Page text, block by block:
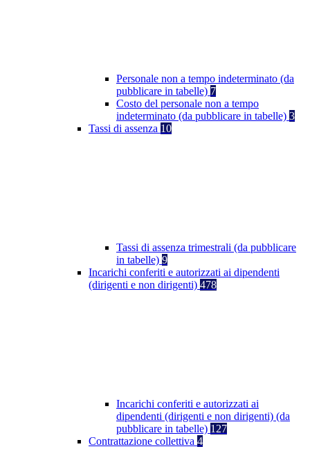
Personale non a tempo indeterminato (da
pubblicare in tabelle) 7
Costo del personale non a tempo
indeterminato (da pubblicare in tabelle) 3
Tassi di assenza 10
Tassi di assenza trimestrali (da pubblicare
in tabelle) 9
Incarichi conferiti e autorizzati ai dipendenti
(dirigenti e non dirigenti) 478
Incarichi conferiti e autorizzati ai
dipendenti (dirigenti e non dirigenti) (da
pubblicare in tabelle) 127
Contrattazione collettiva 4